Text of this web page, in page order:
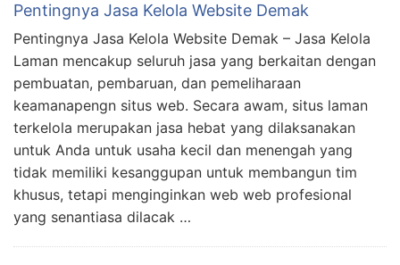
Pentingnya Jasa Kelola Website Demak
Pentingnya Jasa Kelola Website Demak – Jasa Kelola
Laman mencakup seluruh jasa yang berkaitan dengan
pembuatan, pembaruan, dan pemeliharaan
keamanapengn situs web. Secara awam, situs laman
terkelola merupakan jasa hebat yang dilaksanakan
untuk Anda untuk usaha kecil dan menengah yang
tidak memiliki kesanggupan untuk membangun tim
khusus, tetapi menginginkan web web profesional
yang senantiasa dilacak …